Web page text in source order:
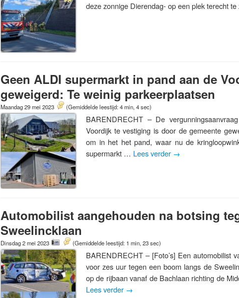
deze zonnige Dierendag- op een plek terecht
Geen ALDI supermarkt in pand aan de
geweigerd: Te weinig parkeerplaatsen
Maandag 29 mei 2023 (Gemiddelde leestijd: 4 min, 4 sec)
BARENDRECHT – De
Voordijk te vestiging is door de gemeente
om in het het pand, waar nu de
supermarkt … Lees verder →
Automobilist aangehouden na botsing
Sweelincklaan
Dinsdag 2 mei 2023 (Gemiddelde leestijd: 1 min, 23 sec)
BARENDRECHT – [Foto’s] Een automobilist
voor zes uur tegen een boom langs de
op de rijbaan vanaf de Bachlaan richting de
Lees verder →